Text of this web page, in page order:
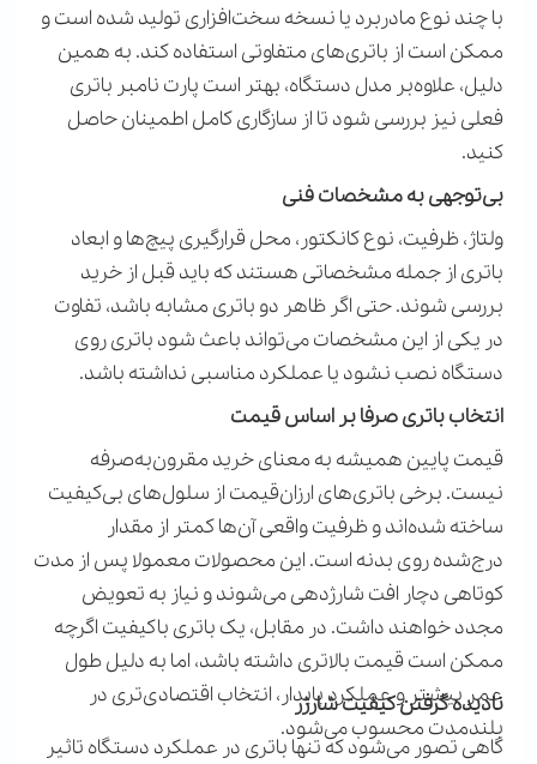
با چند نوع مادربرد یا نسخه سخت‌افزاری تولید شده است و
ممکن است از باتری‌های متفاوتی استفاده کند. به همین
دلیل، علاوه‌بر مدل دستگاه، بهتر است پارت نامبر باتری
فعلی نیز بررسی شود تا از سازگاری کامل اطمینان حاصل
کنید.
بی‌توجهی به مشخصات فنی
ولتاژ، ظرفیت، نوع کانکتور، محل قرارگیری پیچ‌ها و ابعاد
باتری از جمله مشخصاتی هستند که باید قبل از خرید
بررسی شوند. حتی اگر ظاهر دو باتری مشابه باشد، تفاوت
در یکی از این مشخصات می‌تواند باعث شود باتری روی
دستگاه نصب نشود یا عملکرد مناسبی نداشته باشد.
انتخاب باتری صرفا بر اساس قیمت
قیمت پایین همیشه به معنای خرید مقرون‌به‌صرفه
نیست. برخی باتری‌های ارزان‌قیمت از سلول‌های بی‌کیفیت
ساخته شده‌اند و ظرفیت واقعی آن‌ها کمتر از مقدار
درج‌شده روی بدنه است. این محصولات معمولا پس از مدت
کوتاهی دچار افت شارژدهی می‌شوند و نیاز به تعویض
مجدد خواهند داشت. در مقابل، یک باتری باکیفیت اگرچه
ممکن است قیمت بالاتری داشته باشد، اما به دلیل طول
عمر بیشتر و عملکرد پایدار، انتخاب اقتصادی‌تری در
بلندمدت محسوب می‌شود.
نادیده گرفتن کیفیت شارژر
گاهی تصور می‌شود که تنها باتری در عملکرد دستگاه تاثیر